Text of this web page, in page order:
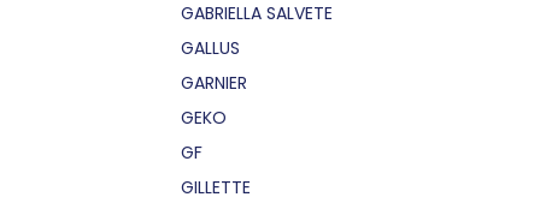
GABRIELLA SALVETE
GALLUS
GARNIER
GEKO
GF
GILLETTE